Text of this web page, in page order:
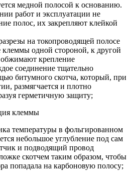
медной полосой к основанию.
работ и эксплуатации не
полос, их закрепляют клейкой
на токопроводящей полосе
клеммы одной стороной, к другой
крепление
соединение тщательно
битумного скотча, который, при
размягчается и плотно
герметичную защиту;
температуры в фольгированном
небольшое углубление под сам
и подводящий провод
скотчем таким образом, чтобы
попадала на карбоновую полосу;